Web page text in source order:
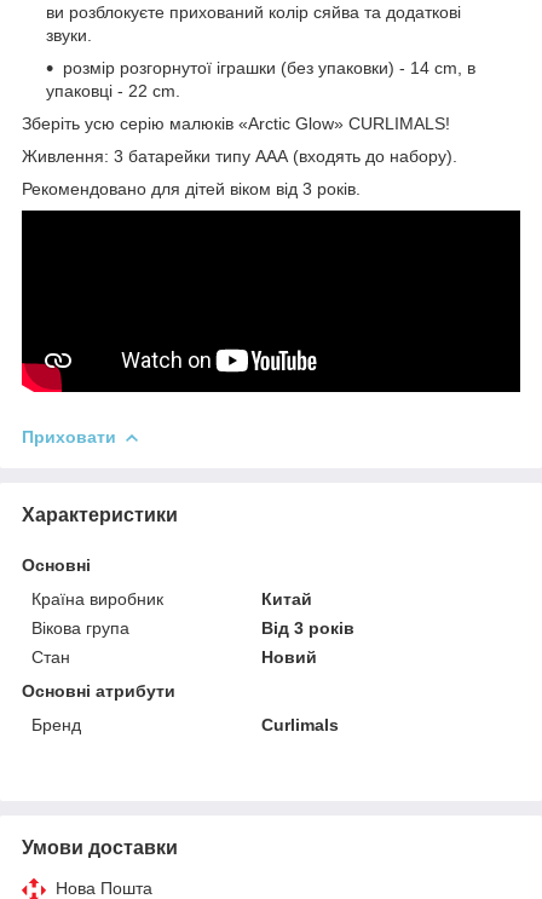
ви розблокуєте прихований колір сяйва та додаткові
звуки.
розмір розгорнутої іграшки (без упаковки) - 14 сm, в
упаковці - 22 сm.
Зберіть усю серію малюків «Arctic Glow» CURLIMALS!
Живлення: 3 батарейки типу ААА (входять до набору).
Рекомендовано для дітей віком від 3 років.
Приховати
Характеристики
Основні
Країна виробник
Китай
Вікова група
Від 3 років
Стан
Новий
Основні атрибути
Бренд
Curlimals
Умови доставки
Нова Пошта